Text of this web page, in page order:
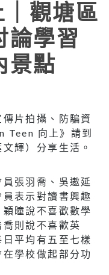
觀塘區
論學習
景點
片拍攝、防騙資
Teen 向上》請到
輝）分享生活。
張羽喬、吳遨延
表示對讀書興趣
瞳說不喜歡數學
則說不喜歡英
平均有五至七樣
學校做起部分功